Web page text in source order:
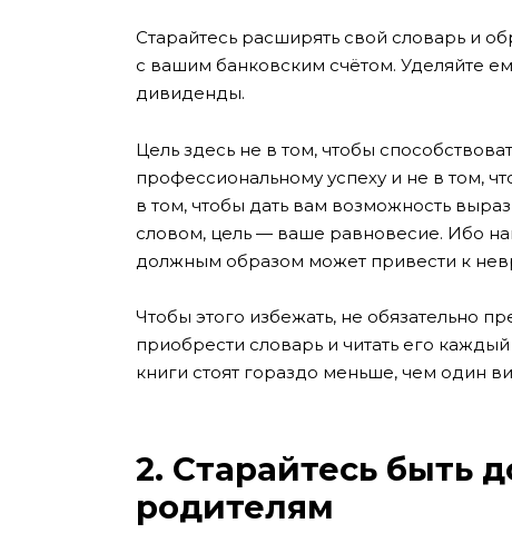
Старайтесь расширять свой словарь и
с вашим банковским счётом. Уделяйте
дивиденды.
Цель здесь не в том, чтобы
профессиональному успеху и не в том,
в том, чтобы дать вам возможность
словом, цель — ваше равновесие. Ибо
должным образом может привести к
Чтобы этого избежать, не обязательно
приобрести словарь и читать его
книги стоят гораздо меньше, чем один
2. Старайтесь быть
родителям